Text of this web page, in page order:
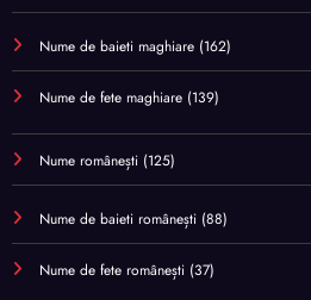
Nume de baieti maghiare (162)
Nume de fete maghiare (139)
Nume românești (125)
Nume de baieti românești (88)
Nume de fete românești (37)